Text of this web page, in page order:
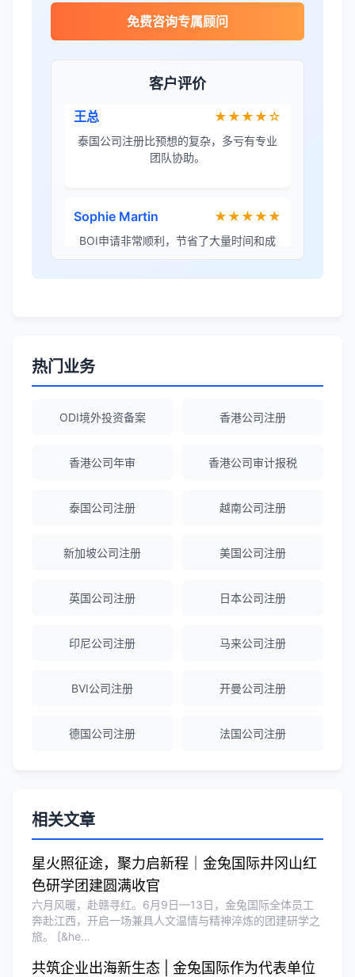
免费咨询专属顾问
客户评价
律手续，非常专业。
Robert Chen
陈经理 ★★★★★
海外公司注册服务非常专业，顾问响应迅
越南公司注册全程指导，文件准备非常专
刘总 ★★★★★
泰国BOI申请+建厂规划一站式服务，完
美！
Olivia Wang ★★★★★
热门业务
ODI境外投资备案 香港公司注册
香港公司年审 香港公司审计报税
泰国公司注册 越南公司注册
新加坡公司注册 美国公司注册
英国公司注册 日本公司注册
印尼公司注册 马来公司注册
BVI公司注册 开曼公司注册
德国公司注册 法国公司注册
相关文章
星火照征途，聚力启新程｜金兔国际井冈山红
色研学团建圆满收官
六月风暖，赴赣寻红。6月9日—13日，金兔国际全体员工
奔赴江西，开启一场兼具人文温情与精神淬炼的团建研学之
旅。 [&he…
共筑企业出海新生态 | 金兔国际作为代表单位